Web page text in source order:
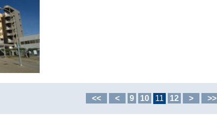
<< < 9 10 11 12 > >>